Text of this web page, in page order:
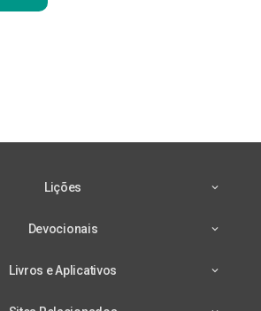
Lições
Devocionais
Livros e Aplicativos